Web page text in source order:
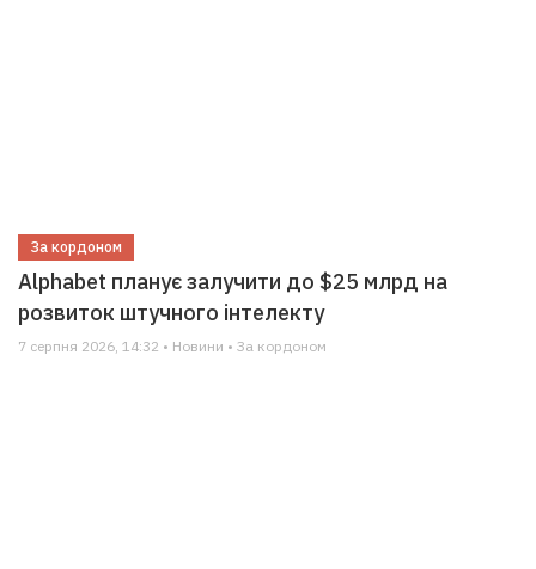
За кордоном
Alphabet планує залучити до $25 млрд на
розвиток штучного інтелекту
7 серпня 2026, 14:32 • Новини • За кордоном